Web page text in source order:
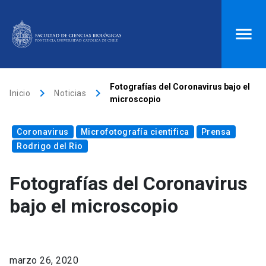
Donaciones launch
Mi portal UC launch Correo launch
Inicio
Inicio keyboard_arrow_right Noticias keyboard_arrow_right
Fotografías del Coronavirus bajo el
microscopio
Coronavirus Microfotografía cientifica
Prensa
Rodrigo del Rio
Fotografías del Coronavirus
bajo el microscopio
marzo 26, 2020